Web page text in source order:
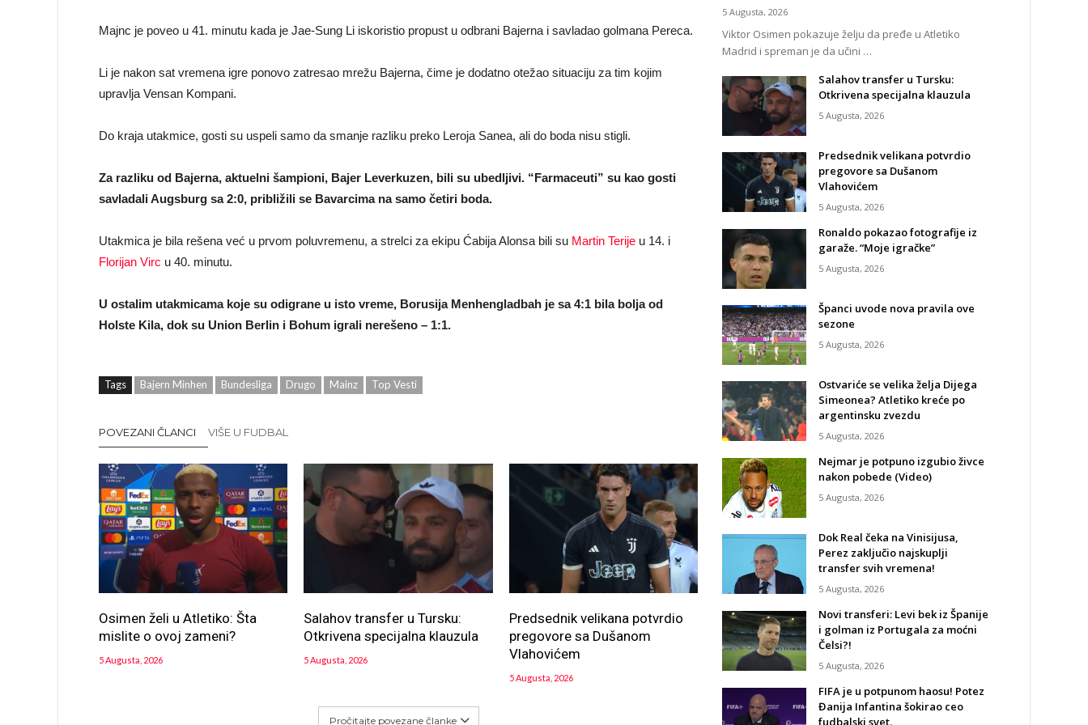
Majnc je poveo u 41. minutu kada je Jae-Sung Li iskoristio propust u odbrani Bajerna i savladao golmana Pereca.
Li je nakon sat vremena igre ponovo zatresao mrežu Bajerna, čime je dodatno otežao situaciju za tim kojim
upravlja Vensan Kompani.
Do kraja utakmice, gosti su uspeli samo da smanje razliku preko Leroja Sanea, ali do boda nisu stigli.
Za razliku od Bajerna, aktuelni šampioni, Bajer Leverkuzen, bili su ubedljivi. “Farmaceuti” su kao gosti
savladali Augsburg sa 2:0, približili se Bavarcima na samo četiri boda.
Utakmica je bila rešena već u prvom poluvremenu, a strelci za ekipu Ćabija Alonsa bili su Martin Terije u 14. i
Florijan Virc u 40. minutu.
U ostalim utakmicama koje su odigrane u isto vreme, Borusija Menhengladbah je sa 4:1 bila bolja od
Holste Kila, dok su Union Berlin i Bohum igrali nerešeno – 1:1.
Tags Bajern Minhen Bundesliga Drugo Mainz Top Vesti
POVEZANI ČLANCI VIŠE U FUDBAL
Osimen želi u Atletiko: Šta
mislite o ovoj zameni?
5 Augusta, 2026
Salahov transfer u Tursku:
Otkrivena specijalna klauzula
5 Augusta, 2026
Predsednik velikana potvrdio
pregovore sa Dušanom
Vlahovićem
5 Augusta, 2026
Pročitajte povezane članke
5 Augusta, 2026
Viktor Osimen pokazuje želju da pređe u Atletiko
Madrid i spreman je da učini …
Salahov transfer u Tursku:
Otkrivena specijalna klauzula
5 Augusta, 2026
Predsednik velikana potvrdio
pregovore sa Dušanom
Vlahovićem
5 Augusta, 2026
Ronaldo pokazao fotografije iz
garaže. “Moje igračke”
5 Augusta, 2026
Španci uvode nova pravila ove
sezone
5 Augusta, 2026
Ostvariće se velika želja Dijega
Simeonea? Atletiko kreće po
argentinsku zvezdu
5 Augusta, 2026
Nejmar je potpuno izgubio živce
nakon pobede (Video)
5 Augusta, 2026
Dok Real čeka na Vinisijusa,
Perez zaključio najskuplji
transfer svih vremena!
5 Augusta, 2026
Novi transferi: Levi bek iz Španije
i golman iz Portugala za moćni
Čelsi?!
5 Augusta, 2026
FIFA je u potpunom haosu! Potez
Đanija Infantina šokirao ceo
fudbalski svet.